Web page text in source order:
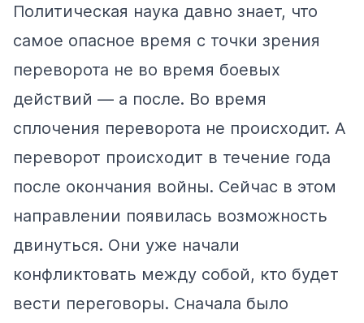
Политическая наука давно знает, что
самое опасное время с точки зрения
переворота не во время боевых
действий — а после. Во время
сплочения переворота не происходит. А
переворот происходит в течение года
после окончания войны. Сейчас в этом
направлении появилась возможность
двинуться. Они уже начали
конфликтовать между собой, кто будет
вести переговоры. Сначала было